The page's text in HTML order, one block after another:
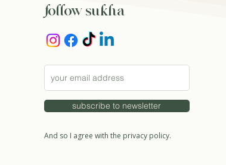
follow sukha
subscribe to newsletter
And so I agree with the privacy policy.